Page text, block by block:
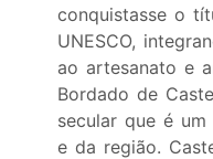
conquistasse o
UNESCO,
ao artesanato e
Bordado de
secular que é
e da região.